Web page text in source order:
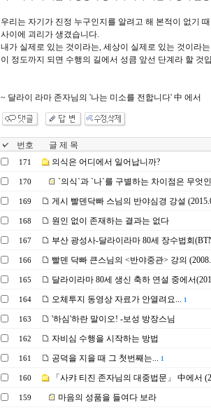
우리는 자기가 진정 누구인지를 알려고 해 본적이 없기
사이에 괴리가 생겼습니다.
내가 실제로 있는 것이라는, 세상이 실제로 있는 것이라
이 정도까지 되면 수행의 길에서 성큼 앞선 단계라 할 것
~ 달라이 라마 존자님의 '나는 미소를 전합니다' 中 에서
번호 글 제 목
171 의식은 어디에서 일어납니까?
170 `의식`과 `나`를 구별하는 차이점은 무엇
169 게시 빨덴닥빠 스님의 반야심경 강설
168 원인 없이 존재하는 결과는 없다
167 부산 광성사-달라이라마 80세 장수법회
166 빨덴 닥빠 큰스님의 <반야중관> 강의
165 달라이라마 80세 생신 축하 연설 중에서
164 오체투지 동영상 자료가 안열려요... 1
163 '하심'하란 말이오! -보성 방장스님
162 자비심 수행을 시작하는 방법
161 공덕을 지을 때 그 첫번째는... 1
160 「사캬 티진 존자님의 대중법문」 中에서
159 마음의 성품을 들여다 보라